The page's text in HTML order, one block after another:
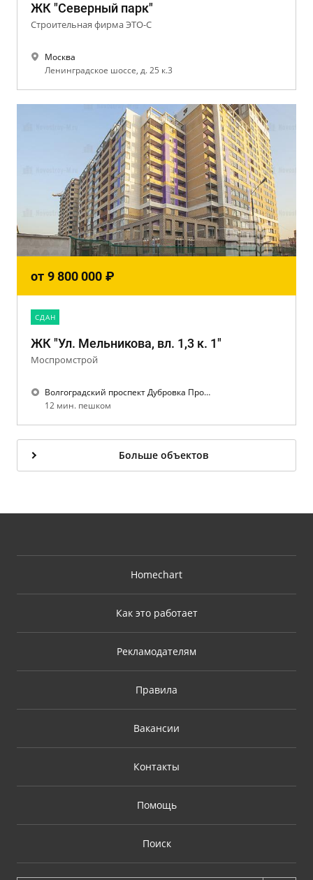
ЖК "Северный парк"
Строительная фирма ЭТО-С
Москва
Ленинградское шоссе, д. 25 к.3
от 9 800 000 ₽
CДАН
ЖК "Ул. Мельникова, вл. 1,3 к. 1"
Моспромстрой
Волгоградский проспект Дубровка Пролетарская
12 мин. пешком
Больше объектов
Homechart
Как это работает
Рекламодателям
Правила
Вакансии
Контакты
Помощь
Поиск